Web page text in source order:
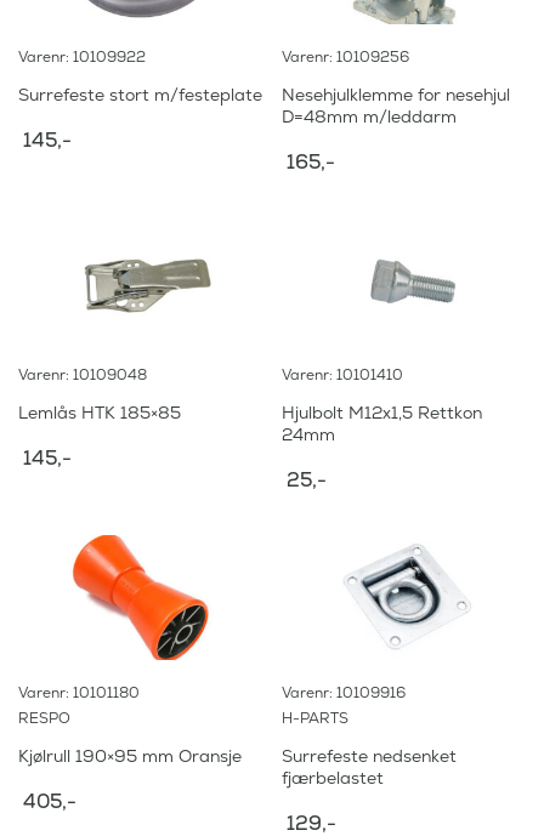
Varenr: 10109922
Surrefeste stort m/festeplate
145,-
Varenr: 10109256
Nesehjulklemme for nesehjul
D=48mm m/leddarm
165,-
Varenr: 10109048
Lemlås HTK 185×85
145,-
Varenr: 10101410
Hjulbolt M12x1,5 Rettkon
24mm
25,-
Varenr: 10101180
RESPO
Kjølrull 190×95 mm Oransje
405,-
Varenr: 10109916
H-PARTS
Surrefeste nedsenket
fjærbelastet
129,-